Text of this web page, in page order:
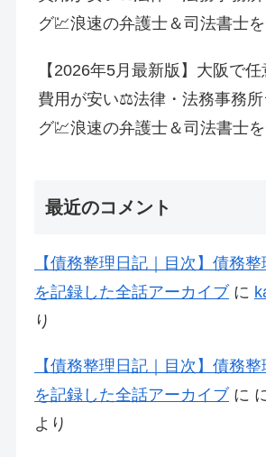
グ💹浪速の弁護士＆司法書士
【2026年5月最新版】大阪で
費用が安い⚖法律・法務事務所
グ💹浪速の弁護士＆司法書士
最近のコメント
【債務整理日記｜目次】債務
を記録した全話アーカイブ に
り
【債務整理日記｜目次】債務
を記録した全話アーカイブ に
より